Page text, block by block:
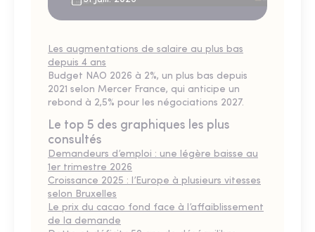
Les augmentations de salaire au plus bas
depuis 4 ans
Budget NAO 2026 à 2%, un plus bas depuis
2021 selon Mercer France, qui anticipe un
rebond à 2,5% pour les négociations 2027.
Le top 5 des graphiques les plus
consultés
Demandeurs d’emploi : une légère baisse au
1er trimestre 2026
Croissance 2025 : l’Europe à plusieurs vitesses
selon Bruxelles
Le prix du cacao fond face à l’affaiblissement
de la demande